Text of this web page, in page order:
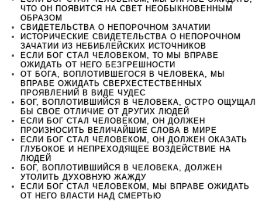
ЧТО ОН ПОЯВИТСЯ НА СВЕТ НЕОБЫКНОВЕННЫМ
ОБРАЗОМ
СВИДЕТЕЛЬСТВА О НЕПОРОЧНОМ ЗАЧАТИИ
ИСТОРИЧЕСКИЕ СВИДЕТЕЛЬСТВА О НЕПОРОЧНОМ
ЗАЧАТИИ ИЗ НЕБИБЛЕЙСКИХ ИСТОЧНИКОВ
ЕСЛИ БОГ СТАЛ ЧЕЛОВЕКОМ, ТО МЫ ВПРАВЕ
ОЖИДАТЬ ОТ НЕГО БЕЗГРЕШНОСТИ
ОТ БОГА, ВОПЛОТИВШЕГОСЯ В ЧЕЛОВЕКА, МЫ
ВПРАВЕ ОЖИДАТЬ СВЕРХЕСТЕСТВЕННЫХ
ПРОЯВЛЕНИЙ В ВИДЕ ЧУДЕС
БОГ, ВОПЛОТИВШИЙСЯ В ЧЕЛОВЕКА, ОСТРО ОЩУЩАЛ
БЫ СВОЕ ОТЛИЧИЕ ОТ ДРУГИХ ЛЮДЕЙ
ЕСЛИ БОГ СТАЛ ЧЕЛОВЕКОМ, ОН ДОЛЖЕН
ПРОИЗНОСИТЬ ВЕЛИЧАЙШИЕ СЛОВА В МИРЕ
ЕСЛИ БОГ СТАЛ ЧЕЛОВЕКОМ, ОН ДОЛЖЕН ОКАЗАТЬ
ГЛУБОКОЕ И НЕПРЕХОДЯЩЕЕ ВОЗДЕЙСТВИЕ НА
ЛЮДЕЙ
БОГ, ВОПЛОТИВШИЙСЯ В ЧЕЛОВЕКА, ДОЛЖЕН
УТОЛИТЬ ДУХОВНУЮ ЖАЖДУ
ЕСЛИ БОГ СТАЛ ЧЕЛОВЕКОМ, МЫ ВПРАВЕ ОЖИДАТЬ
ОТ НЕГО ВЛАСТИ НАД СМЕРТЬЮ